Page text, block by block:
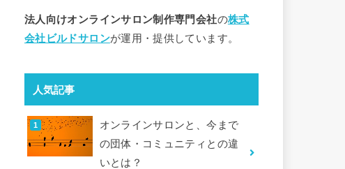
法人向けオンラインサロン制作専門会社の株式
会社ビルドサロンが運用・提供しています。
人気記事
オンラインサロンと、今まで
の団体・コミュニティとの違
いとは？